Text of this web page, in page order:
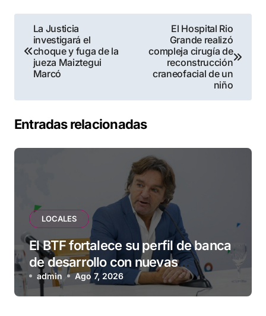
Navegación
de
entradas
La Justicia
investigará el
choque y fuga de la
jueza Maiztegui
Marcó
El Hospital Rio
Grande realizó
compleja cirugía de
reconstrucción
craneofacial de un
niño
Entradas relacionadas
LOCALES
El BTF fortalece su perfil de banca
de desarrollo con nuevas
herramientas para familias y
empresas
admin Ago 7, 2026